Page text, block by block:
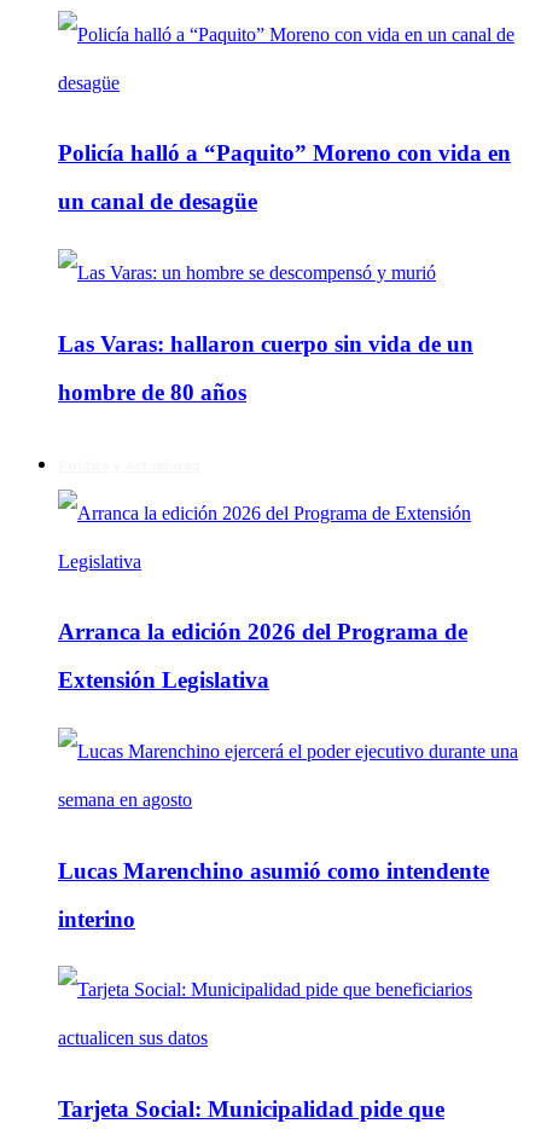
Policía halló a “Paquito” Moreno con vida en
un canal de desagüe
Las Varas: hallaron cuerpo sin vida de un
hombre de 80 años
Arranca la edición 2026 del Programa de
Extensión Legislativa
Lucas Marenchino asumió como intendente
interino
Tarjeta Social: Municipalidad pide que